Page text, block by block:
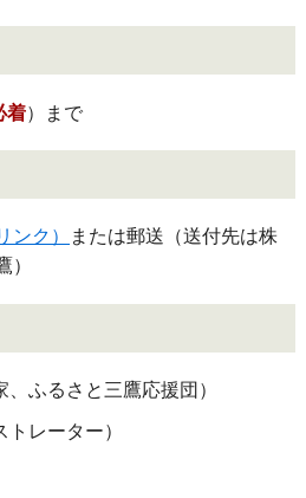
着）まで
ンク）
または郵送（送付先は株
）
ふるさと三鷹応援団）
レーター）